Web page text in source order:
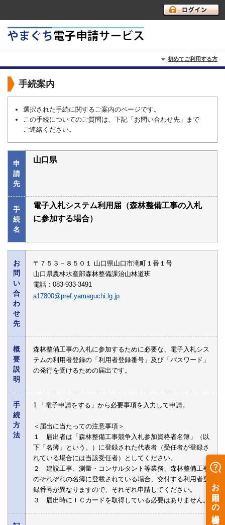
初めてご利用する方
初めて利用する方へ
利用上の注意
よくあるご質問
手続案内
選択された手続に関するご案内のページです。
この手続についてのご質問は、下記「お問い合わせ先」まで
ご連絡ください。
申
請
先
山口県
手
続
名
電子入札システム利用届（森林整備工事の入札
に参加する場合）
お
問
い
合
わ
せ
先
〒７５３－８５０１ 山口県山口市滝町１番１号
山口県農林水産部森林整備課治山林道班
電話：083-933-3491
a17800@pref.yamaguchi.lg.jp
概
要
説
明
森林整備工事の入札に参加するために必要な、電子入札シス
テムの利用者登録の「利用者登録番号」及び「パスワード」
の発行を受けるための届出です。
手
続
方
法
1 「電子申請をする」から必要事項を入力して申請。
＜届出に当たっての注意事項＞
１ 届出者は「森林整備工事競争入札参加資格者名簿」（以
下「名簿」という。）に登録された代表者（受任者が登録さ
れている場合には当該受任者）としてください。
２ 建設工事、測量・コンサルタント等業務、森林整備工事
のそれぞれの名簿に登載されている場合、交付する利用者登
録番号が異なりますので、それぞれ申請してください。
３ 届出時にＩＣカードを取得している必要はありません。